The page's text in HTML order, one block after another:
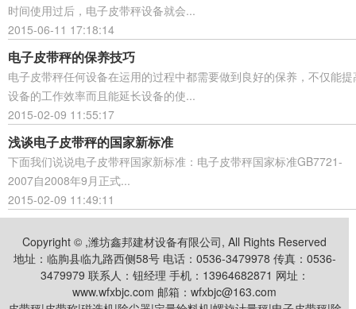
时间使用过后，电子皮带秤设备就会...
2015-06-11 17:18:14
电子皮带秤的保养技巧
电子皮带秤任何设备在运用的过程中都需要做到良好的保养，不仅能提
设备的工作效率而且能延长设备的使...
2015-02-09 11:55:17
浅谈电子皮带秤的国家新标准
下面我们说说电子皮带秤国家新标准：电子皮带秤国家标准GB7721-
2007自2008年9月正式...
2015-02-09 11:49:11
Copyright © ,潍坊鑫邦建材设备有限公司, All Rights Reserved
地址：临朐县临九路西侧58号 电话：0536-3479978 传真：0536-
3479979 联系人：钮经理 手机：13964682871 网址：
www.wfxbjc.com 邮箱：wfxbjc@163.com